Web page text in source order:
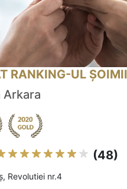
RANKING-UL ȘOIMII
Arkara
(48)
Revolutiei nr.4